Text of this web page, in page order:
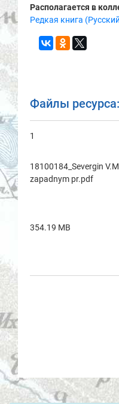
Располагается в
Редкая книга
Файлы ресурса:
1
18100184_Severgin
zapadnym pr.pdf
354.19 MB